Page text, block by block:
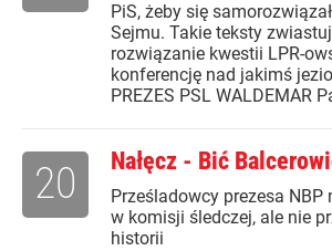
PiS, żeby się
Sejmu. Takie teksty
rozwiązanie kwestii LPR-
konferencję nad jakimś
PREZES PSL WALDEMAR
Nałęcz - Bić
Prześladowcy prezesa NBP
w komisji śledczej, ale nie
historii
20